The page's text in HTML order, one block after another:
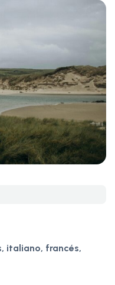
italiano, francés,